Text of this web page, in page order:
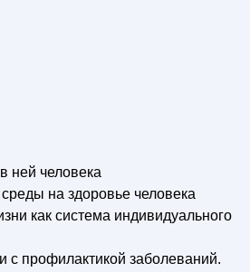
ней человека
на здоровье человека
как система индивидуального
с профилактикой заболеваний.